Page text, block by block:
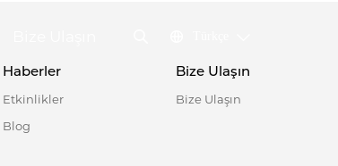
Haberler
Etkinlikler
Blog
Bize Ulaşın
Bize Ulaşın